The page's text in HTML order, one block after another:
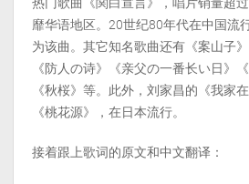
热门歌曲《関白宣言》，唱片销量超
靡华语地区。20世纪80年代在中国流
为该曲。其它知名歌曲还有《案山子
《防人の诗》《亲父の一番长い日》
《秋桜》等。此外，刘家昌的《我家
《桃花源》，在日本流行。
接着跟上歌词的原文和中文翻译：